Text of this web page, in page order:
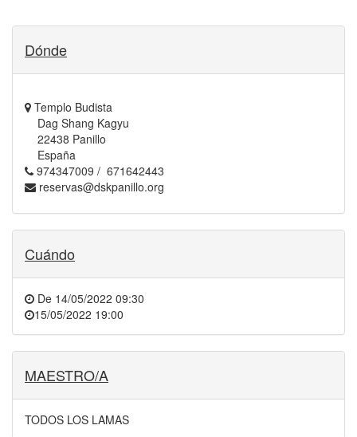
Dónde
Templo Budista
Dag Shang Kagyu
22438 Panillo
España
974347009 / 671642443
reservas@dskpanillo.org
Cuándo
De 14/05/2022 09:30
15/05/2022 19:00
MAESTRO/A
TODOS LOS LAMAS